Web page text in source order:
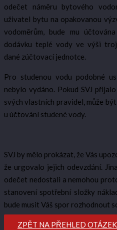
odečet náměru bytového
uživatel bytu na opakovanou
vodoměrům, bude mu
dodávku teplé vody ve výši
dané zúčtovací jednotce.
Pro studenou vodu podobné
nebylo vydáno. Pokud SVJ
svých vlastních pravidel, může
u účtování studené vody.
SVJ by mělo prokázat, že Vás
že urgovalo jejich odevzdání.
odečet nedostali a nemohou
stanovení spotřební složky
bude musit Váš spor rozhodnout
ZPĚT NA PŘEHLED OTÁZEK